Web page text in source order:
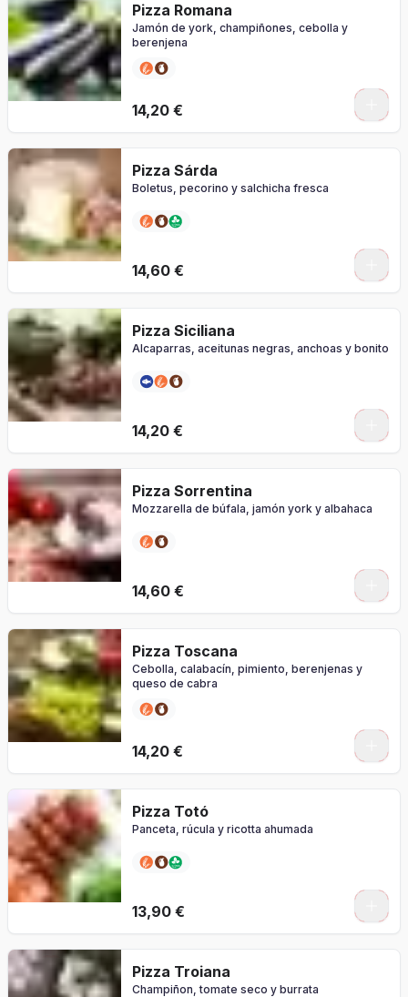
Pizza Romana
Jamón de york, champiñones, cebolla y
berenjena
14,20 €
Pizza Sárda
Boletus, pecorino y salchicha fresca
14,60 €
Pizza Siciliana
Alcaparras, aceitunas negras, anchoas y bonito
14,20 €
Pizza Sorrentina
Mozzarella de búfala, jamón york y albahaca
14,60 €
Pizza Toscana
Cebolla, calabacín, pimiento, berenjenas y
queso de cabra
14,20 €
Pizza Totó
Panceta, rúcula y ricotta ahumada
13,90 €
Pizza Troiana
Champiñon, tomate seco y burrata